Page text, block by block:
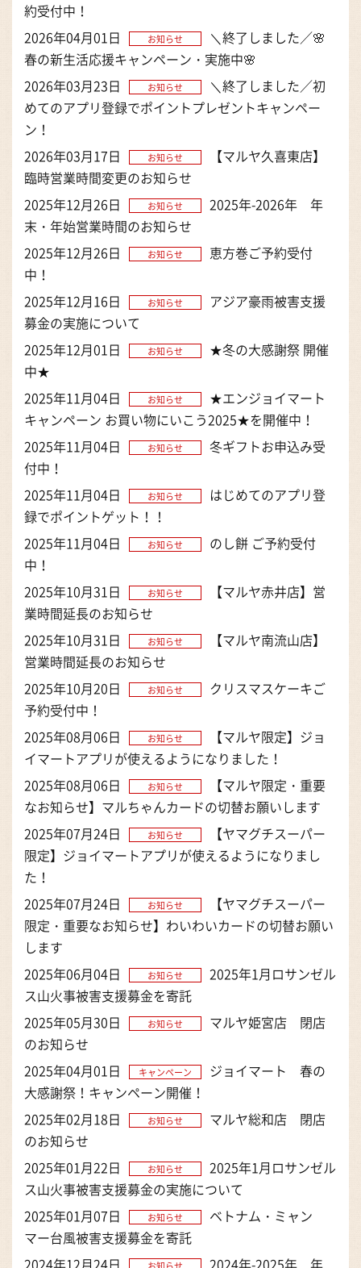
約受付中！
2026年04月01日
お知らせ
＼終了しました／🌸
春の新生活応援キャンペーン・実施中🌸
2026年03月23日
お知らせ
＼終了しました／初
めてのアプリ登録でポイントプレゼントキャンペー
ン！
2026年03月17日
お知らせ
【マルヤ久喜東店】
臨時営業時間変更のお知らせ
2025年12月26日
お知らせ
2025年-2026年 年
末・年始営業時間のお知らせ
2025年12月26日
お知らせ
恵方巻ご予約受付
中！
2025年12月16日
お知らせ
アジア豪雨被害支援
募金の実施について
2025年12月01日
お知らせ
★冬の大感謝祭 開催
中★
2025年11月04日
お知らせ
★エンジョイマート
キャンペーン お買い物にいこう2025★を開催中！
2025年11月04日
お知らせ
冬ギフトお申込み受
付中！
2025年11月04日
お知らせ
はじめてのアプリ登
録でポイントゲット！！
2025年11月04日
お知らせ
のし餅 ご予約受付
中！
2025年10月31日
お知らせ
【マルヤ赤井店】営
業時間延長のお知らせ
2025年10月31日
お知らせ
【マルヤ南流山店】
営業時間延長のお知らせ
2025年10月20日
お知らせ
クリスマスケーキご
予約受付中！
2025年08月06日
お知らせ
【マルヤ限定】ジョ
イマートアプリが使えるようになりました！
2025年08月06日
お知らせ
【マルヤ限定・重要
なお知らせ】マルちゃんカードの切替お願いします
2025年07月24日
お知らせ
【ヤマグチスーパー
限定】ジョイマートアプリが使えるようになりまし
た！
2025年07月24日
お知らせ
【ヤマグチスーパー
限定・重要なお知らせ】わいわいカードの切替お願い
します
2025年06月04日
お知らせ
2025年1月ロサンゼル
ス山火事被害支援募金を寄託
2025年05月30日
お知らせ
マルヤ姫宮店 閉店
のお知らせ
2025年04月01日
キャンペーン
ジョイマート 春の
大感謝祭！キャンペーン開催！
2025年02月18日
お知らせ
マルヤ総和店 閉店
のお知らせ
2025年01月22日
お知らせ
2025年1月ロサンゼル
ス山火事被害支援募金の実施について
2025年01月07日
お知らせ
ベトナム・ミャン
マー台風被害支援募金を寄託